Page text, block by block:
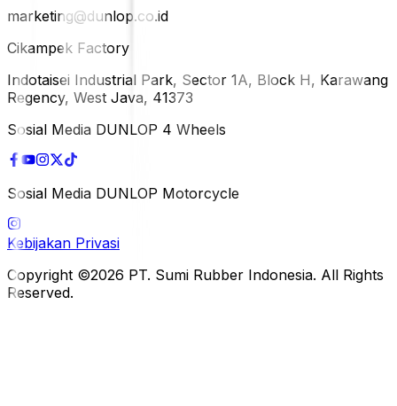
marketing@dunlop.co.id
Cikampek Factory
Indotaisei Industrial Park, Sector 1A, Block H, Karawang
Regency, West Java, 41373
Sosial Media DUNLOP 4 Wheels
Sosial Media DUNLOP Motorcycle
Kebijakan Privasi
Copyright ©2026 PT. Sumi Rubber Indonesia. All Rights
Reserved.